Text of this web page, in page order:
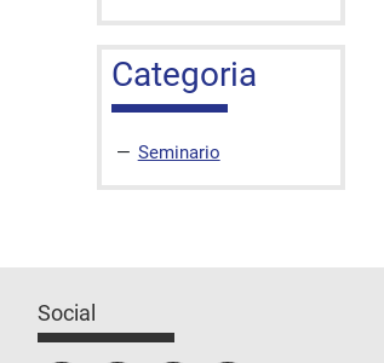
Categoria
Seminario
Social